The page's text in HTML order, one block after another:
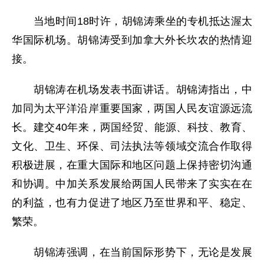
当地时间18时许，胡锦涛乘坐的专机抵达渥太
华国际机场。胡锦涛受到加拿大外长坎农的热情迎
接。
胡锦涛在机场发表书面讲话。胡锦涛指出，中
加同为太平洋沿岸重要国家，两国人民友谊源远流
长。建交40年来，两国经贸、能源、科技、教育、
文化、卫生、环保、司法执法等领域交流合作取得
积极进展，在重大国际和地区问题上保持密切沟通
和协调。中加关系发展给两国人民带来了实实在在
的利益，也有力促进了地区乃至世界和平、稳定、
繁荣。
胡锦涛强调，在当前国际形势下，无论是发展